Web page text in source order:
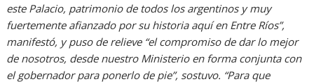
este Palacio, patrimonio de todos los argentinos y muy
fuertemente afianzado por su historia aquí en Entre Ríos”,
manifestó, y puso de relieve “el compromiso de dar lo mejor
de nosotros, desde nuestro Ministerio en forma conjunta con
el gobernador para ponerlo de pie”, sostuvo. “Para que